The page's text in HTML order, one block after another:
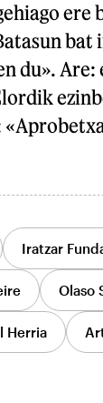
ere
du». Are:
Iratzar
Olaso
Herria